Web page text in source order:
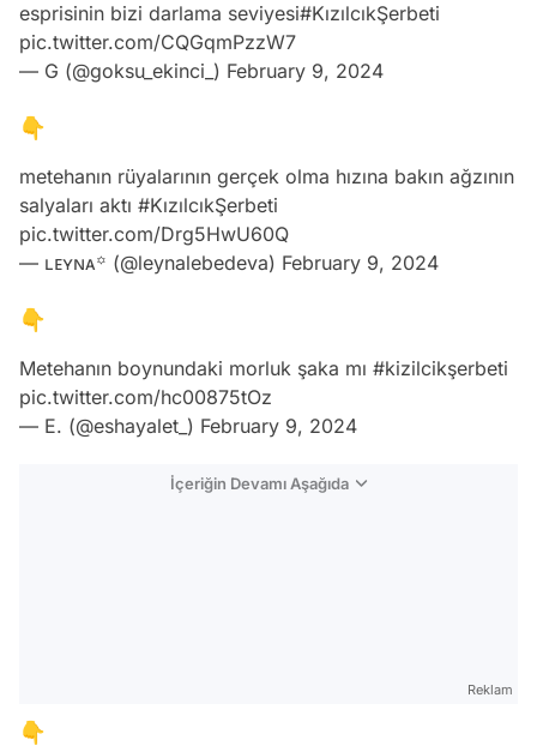
esprisinin bizi darlama seviyesi#KızılcıkŞerbeti
pic.twitter.com/CQGqmPzzW7
— G (@goksu_ekinci_) February 9, 2024
👇
metehanın rüyalarının gerçek olma hızına bakın ağzının
salyaları aktı #KızılcıkŞerbeti
pic.twitter.com/Drg5HwU60Q
— ʟᴇʏɴᴀ꙳ (@leynalebedeva) February 9, 2024
👇
Metehanın boynundaki morluk şaka mı #kizilcikşerbeti
pic.twitter.com/hc00875tOz
— E. (@eshayalet_) February 9, 2024
İçeriğin Devamı Aşağıda
Reklam
👇